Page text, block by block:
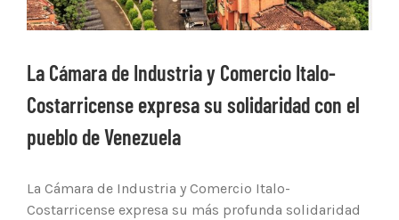
La Cámara de Industria y Comercio Italo-
Costarricense expresa su solidaridad con el
pueblo de Venezuela
La Cámara de Industria y Comercio Italo-
Costarricense expresa su más profunda solidaridad